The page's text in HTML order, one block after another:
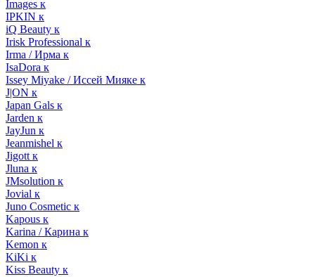
Images к
IPKIN к
iQ Beauty к
Irisk Professional к
Irma / Ирма к
IsaDora к
Issey Miyake / Иссей Мияке к
J|ON к
Japan Gals к
Jarden к
JayJun к
Jeanmishel к
Jigott к
Jluna к
JMsolution к
Jovial к
Juno Cosmetic к
Kapous к
Karina / Карина к
Kemon к
KiKi к
Kiss Beauty к